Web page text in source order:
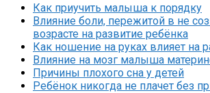
Как приучить малыша к порядку
Влияние боли, пережитой в не
возрасте на развитие ребёнка
Как ношение на руках влияет на
Влияние на мозг малыша
Причины плохого сна у детей
Ребёнок никогда не плачет без